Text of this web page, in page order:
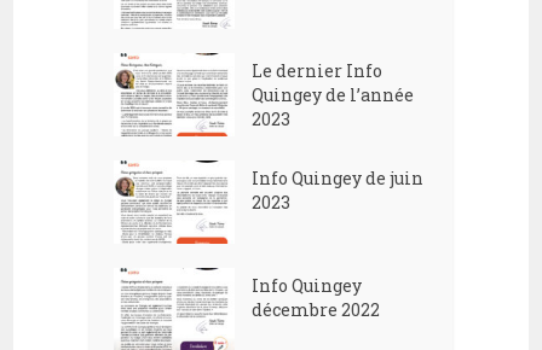
Le dernier Info
Quingey de l’année
2023
Info Quingey de juin
2023
Info Quingey
décembre 2022